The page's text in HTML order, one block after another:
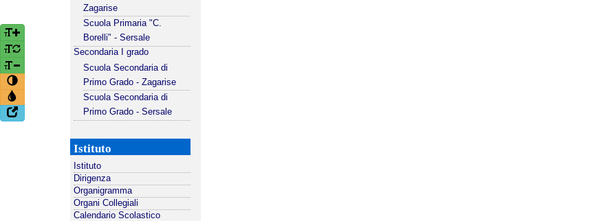
Zagarise
Scuola Primaria "C.
Borelli" - Sersale
Secondaria I grado
Scuola Secondaria di
Primo Grado - Zagarise
Scuola Secondaria di
Primo Grado - Sersale
Istituto
Istituto
Dirigenza
Organigramma
Organi Collegiali
Calendario Scolastico